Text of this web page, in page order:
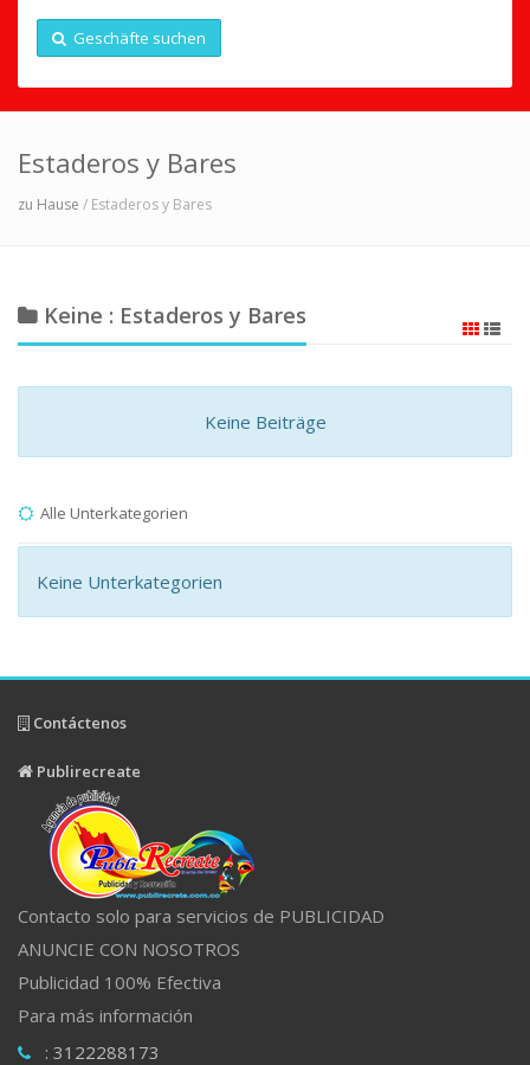
Geschäfte suchen
Estaderos y Bares
zu Hause / Estaderos y Bares
Keine : Estaderos y Bares
Keine Beiträge
Alle Unterkategorien
Keine Unterkategorien
Contáctenos
Publirecreate
Contacto solo para servicios de PUBLICIDAD
ANUNCIE CON NOSOTROS
Publicidad 100% Efectiva
Para más información
: 3122288173